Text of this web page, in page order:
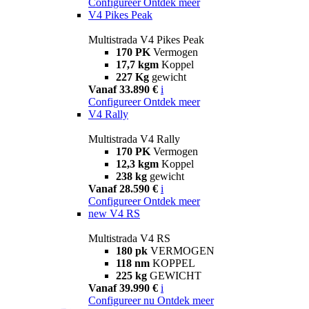
V4 Pikes Peak
Multistrada V4 Pikes Peak
170 PK Vermogen
17,7 kgm Koppel
227 Kg gewicht
Vanaf 33.890 € i
Configureer Ontdek meer
V4 Rally
Multistrada V4 Rally
170 PK Vermogen
12,3 kgm Koppel
238 kg gewicht
Vanaf 28.590 € i
Configureer Ontdek meer
new V4 RS
Multistrada V4 RS
180 pk VERMOGEN
118 nm KOPPEL
225 kg GEWICHT
Vanaf 39.990 € i
Configureer nu Ontdek meer